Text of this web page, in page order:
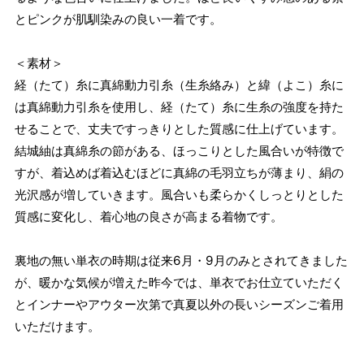
とピンクが肌馴染みの良い一着です。
＜素材＞
経（たて）糸に真綿動力引糸（生糸絡み）と緯（よこ）糸に
は真綿動力引糸を使用し、経（たて）糸に生糸の強度を持た
せることで、丈夫ですっきりとした質感に仕上げています。
結城紬は真綿糸の節がある、ほっこりとした風合いが特徴で
すが、着込めば着込むほどに真綿の毛羽立ちが薄まり、絹の
光沢感が増していきます。風合いも柔らかくしっとりとした
質感に変化し、着心地の良さが高まる着物です。
裏地の無い単衣の時期は従来6月・9月のみとされてきました
が、暖かな気候が増えた昨今では、単衣でお仕立ていただく
とインナーやアウター次第で真夏以外の長いシーズンご着用
いただけます。